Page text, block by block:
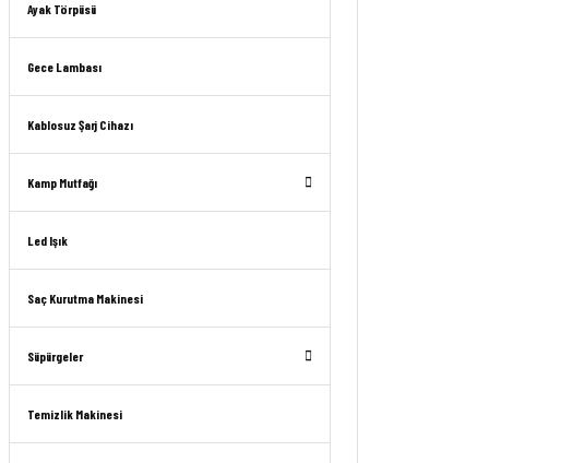
Ayak Törpüsü
Gece Lambası
Kablosuz Şarj Cihazı
Kamp Mutfağı
Led Işık
Saç Kurutma Makinesi
Süpürgeler
Temizlik Makinesi